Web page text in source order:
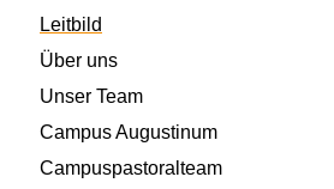
Leitbild
Über uns
Unser Team
Campus Augustinum
Campuspastoralteam